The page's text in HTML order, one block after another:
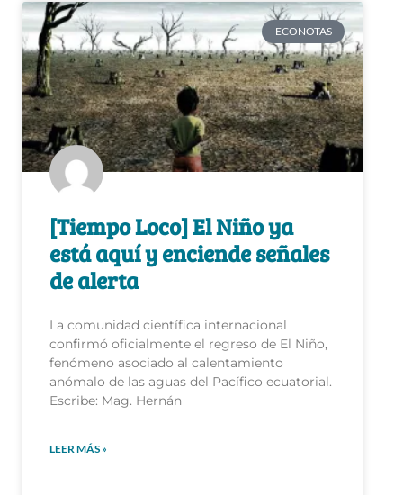
ECONOTAS
[Tiempo Loco] El Niño ya
está aquí y enciende señales
de alerta
La comunidad científica internacional
confirmó oficialmente el regreso de El Niño,
fenómeno asociado al calentamiento
anómalo de las aguas del Pacífico ecuatorial.
Escribe: Mag. Hernán
LEER MÁS »